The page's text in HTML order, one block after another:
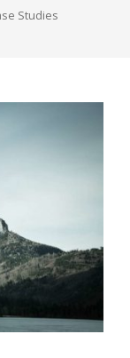
Studies